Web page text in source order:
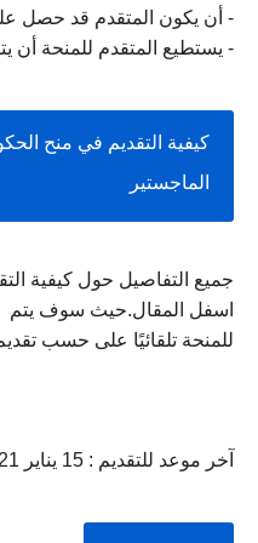
- أن يكون المتقدم قد حصل
- يستطيع المتقدم للمنحة أن
الماجستير
للمنحة تلقائيًا على حسب
آخر موعد للتقديم : 15 يناير 2021